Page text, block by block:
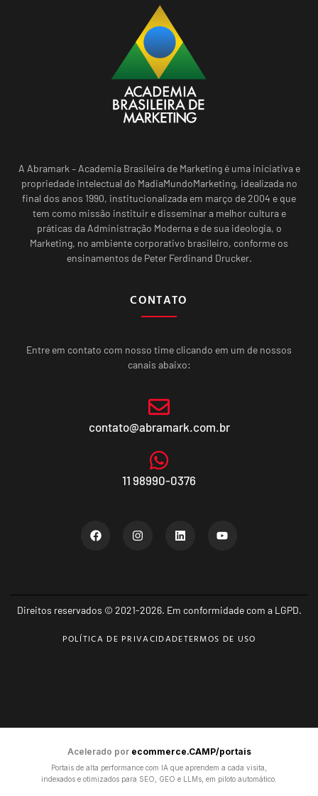
A Abramark – Academia Brasileira de Marketing é uma iniciativa e
propriedade intelectual do MadiaMundoMarketing, idealizada no
final dos anos 1990, institucionalizada em março de 2004 e que
tem como missão instituir e disseminar a melhor cultura e
práticas da Administração Moderna e de sua ideologia, o
Marketing, no ambiente corporativo brasileiro, conforme os
ensinamentos de Peter Ferdinand Drucker.
CONTATO
Entre em contato com nosso time clicando em um de nossos
canais abaixo:
contato@abramark.com.br
11 98990-0376
Direitos reservados © 2021-2026. Em conformidade com a LGPD.
POLÍTICA DE PRIVACIDADETERMOS DE USO
Acelerado por ecommerce.CAMP/portais
Portais de alta performance com IA que aprendem a cada visita,
indexados e otimizados para SEO, GEO e LLMs, em piloto automático.